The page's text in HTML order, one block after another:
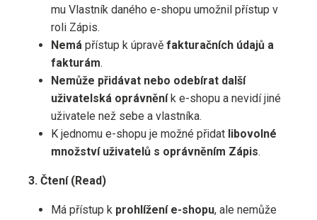
mu Vlastník daného e-shopu umožnil přístup v
roli Zápis.
Nemá přístup k úpravě fakturačních údajů a
fakturám.
Nemůže přidávat nebo odebírat další
uživatelská oprávněník e-shopu a nevidí jiné
uživatele než sebe a vlastníka.
K jednomu e-shopu je možné přidat libovolné
množství uživatelů s oprávněním Zápis.
3. Čtení (Read)
Má přístup k prohlížení e-shopu, ale nemůže